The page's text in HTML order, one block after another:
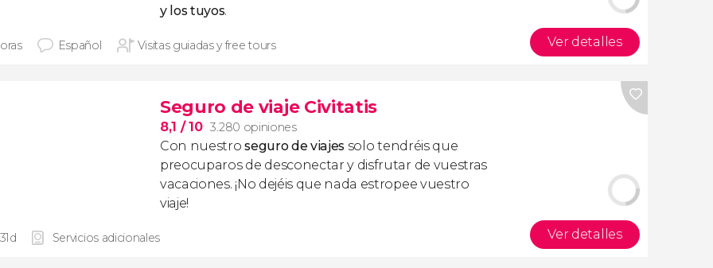
y los tuyos.
Español Visitas guiadas y free tours Ver detalles
Seguro de viaje Civitatis
8,1 / 10 3.280 opiniones
Con nuestroseguro de viajes solo tendréis que
preocuparos de desconectar y disfrutar de vuestras
vacaciones. ¡No dejéis que nada estropee vuestro
viaje!
Servicios adicionales Ver detalles